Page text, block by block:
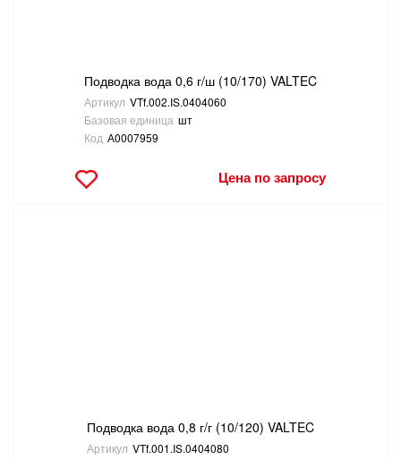
Подводка вода 0,6 г/ш (10/170) VALTEC
Артикул VTf.002.IS.0404060
Базовая единица шт
Код А0007959
Цена по запросу
Подводка вода 0,8 г/г (10/120) VALTEC
Артикул VTf.001.IS.0404080